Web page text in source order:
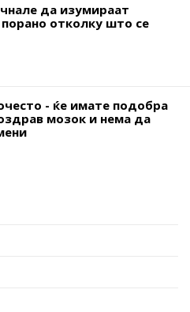
да изумираат
отколку што се
- ќе имате подобра
мозок и нема да